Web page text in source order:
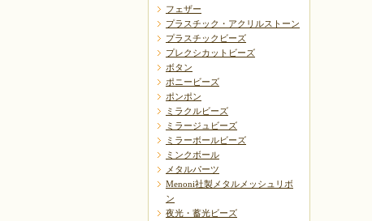
フェザー
プラスチック・アクリルストーン
プラスチックビーズ
プレクシカットビーズ
ボタン
ポニービーズ
ポンポン
ミラクルビーズ
ミラージュビーズ
ミラーボールビーズ
ミンクボール
メタルパーツ
Menoni社製メタルメッシュリボ
ン
夜光・蓄光ビーズ